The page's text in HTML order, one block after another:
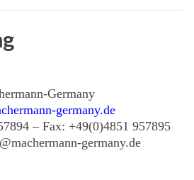
Germany
germany.de
– Fax: +49(0)4851 957895
germany.de